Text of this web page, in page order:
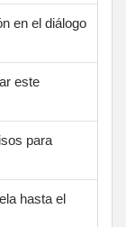
en el diálogo
este
para
hasta el